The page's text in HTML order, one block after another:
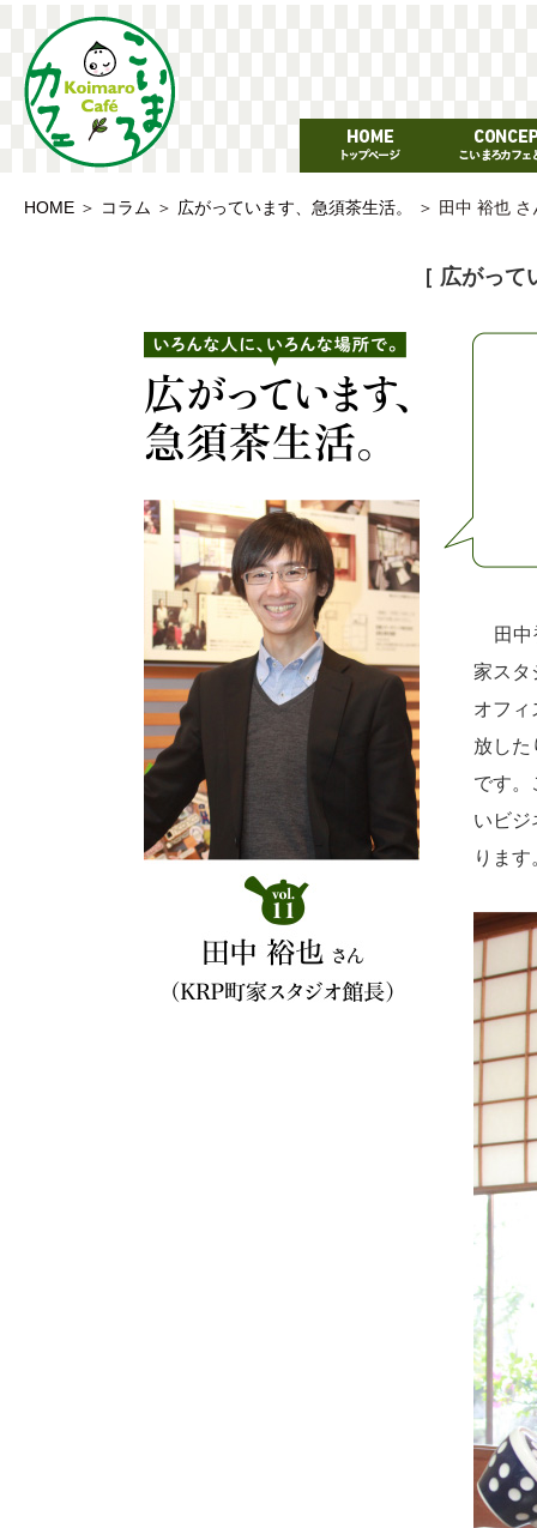
HOME ＞ コラム ＞ 広がっています、急須茶生活。 ＞ 田中 裕也 さ
［ 広がっ
田中
家スタ
オフィ
放した
です。
いビジ
ります